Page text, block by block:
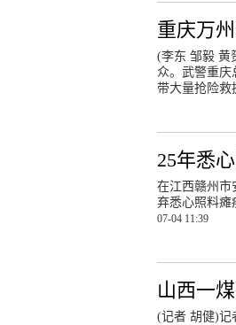
重庆万
(李东 邹毅 黄
众。武警重庆
带大量抢险救
25年悉
在江西赣州市
弃悉心照料瘫
07-04 11:39
山西一
(记者 胡健)记